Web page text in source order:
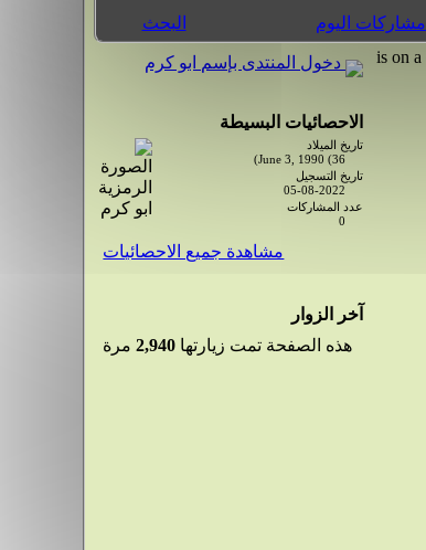
مشاركات اليوم البحث
دخول المنتدى بإسم ابو كرم
الاحصائيات البسيطة
تاريخ الميلاد
June 3, 1990 (36)
تاريخ التسجيل
05-08-2022
عدد المشاركات
0
مشاهدة جميع الاحصائيات
آخر الزوار
هذه الصفحة تمت زيارتها 2,940مرة